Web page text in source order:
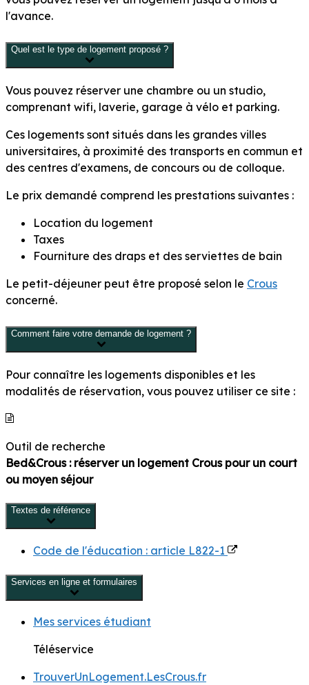
l'avance.
Quel est le type de logement proposé ?
Vous pouvez réserver une chambre ou un studio,
comprenant wifi, laverie, garage à vélo et parking.
Ces logements sont situés dans les grandes villes
universitaires, à proximité des transports en commun et
des centres d'examens, de concours ou de colloque.
Le prix demandé comprend les prestations suivantes :
Location du logement
Taxes
Fourniture des draps et des serviettes de bain
Le petit-déjeuner peut être proposé selon le Crous
concerné.
Comment faire votre demande de logement ?
Pour connaître les logements disponibles et les
modalités de réservation, vous pouvez utiliser ce site :
Outil de recherche
Bed&Crous : réserver un logement Crous pour un court
ou moyen séjour
Textes de référence
Code de l'éducation : article L822-1
Services en ligne et formulaires
Mes services étudiant
Téléservice
TrouverUnLogement.LesCrous.fr